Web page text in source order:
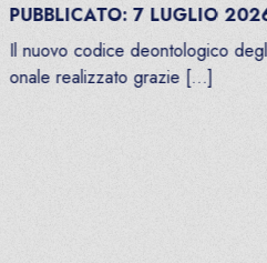
7 LUGLIO 2026
codice deontologico degli
grazie […]